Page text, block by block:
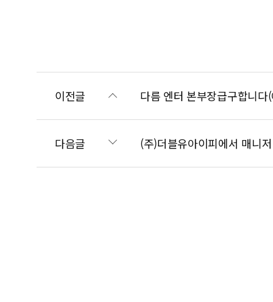
이전글 다름 엔터 본부장급구합니다
다음글 (주)더블유아이피에서 매니